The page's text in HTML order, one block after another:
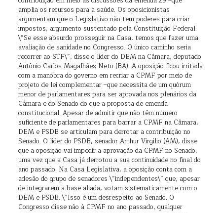
amplia os recursos para a saúde. Os oposicionistas
argumentam que o Legislativo não tem poderes para criar
impostos, argumento sustentado pela Constituição Federal.
\”Se esse absurdo prosseguir na Casa, temos que fazer uma
avaliação de sanidade no Congresso. O único caminho seria
recorrer ao STF\”, disse o líder do DEM na Câmara, deputado
Antônio Carlos Magalhães Neto (BA). A oposição ficou irritada
com a manobra do governo em recriar a CPMF por meio de
projeto de lei complementar –que necessita de um quórum
menor de parlamentares para ser aprovada nos plenários da
Câmara e do Senado do que a proposta de emenda
constitucional. Apesar de admitir que não têm número
suficiente de parlamentares para barrar a CPMF na Câmara,
DEM e PSDB se articulam para derrotar a contribuição no
Senado. O líder do PSDB, senador Arthur Virgílio (AM), disse
que a oposição vai impedir a aprovação da CPMF no Senado,
uma vez que a Casa já derrotou a sua continuidade no final do
ano passado. Na Casa Legislativa, a oposição conta com a
adesão do grupo de senadores \”independentes\” que, apesar
de integrarem a base aliada, votam sistematicamente com o
DEM e PSDB. \”Isso é um desrespeito ao Senado. O
Congresso disse não à CPMF no ano passado, qualquer